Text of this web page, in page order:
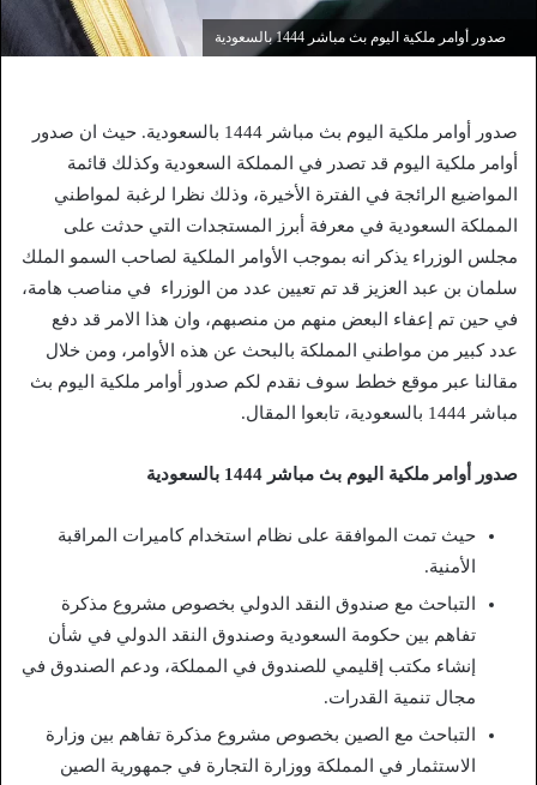
صدور أوامر ملكية اليوم بث مباشر 1444 بالسعودية
صدور أوامر ملكية اليوم بث مباشر 1444 بالسعودية. حيث ان صدور
أوامر ملكية اليوم قد تصدر في المملكة السعودية وكذلك قائمة
المواضيع الرائجة في الفترة الأخيرة، وذلك نظرا لرغبة لمواطني
المملكة السعودية في معرفة أبرز المستجدات التي حدثت على
مجلس الوزراء يذكر انه بموجب الأوامر الملكية لصاحب السمو الملك
سلمان بن عبد العزيز قد تم تعيين عدد من الوزراء في مناصب هامة،
في حين تم إعفاء البعض منهم من منصبهم، وان هذا الامر قد دفع
عدد كبير من مواطني المملكة بالبحث عن هذه الأوامر، ومن خلال
مقالنا عبر موقع خطط سوف نقدم لكم صدور أوامر ملكية اليوم بث
مباشر 1444 بالسعودية، تابعوا المقال.
صدور أوامر ملكية اليوم بث مباشر 1444 بالسعودية
حيث تمت الموافقة على نظام استخدام كاميرات المراقبة
الأمنية.
التباحث مع صندوق النقد الدولي بخصوص مشروع مذكرة
تفاهم بين حكومة السعودية وصندوق النقد الدولي في شأن
إنشاء مكتب إقليمي للصندوق في المملكة، ودعم الصندوق في
مجال تنمية القدرات.
التباحث مع الصين بخصوص مشروع مذكرة تفاهم بين وزارة
الاستثمار في المملكة ووزارة التجارة في جمهورية الصين